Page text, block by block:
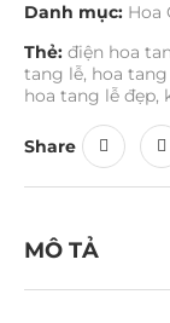
Danh mục: Hoa
Thẻ: điện hoa
tang lễ, hoa
hoa tang lễ đẹp,
Share
MÔ TẢ